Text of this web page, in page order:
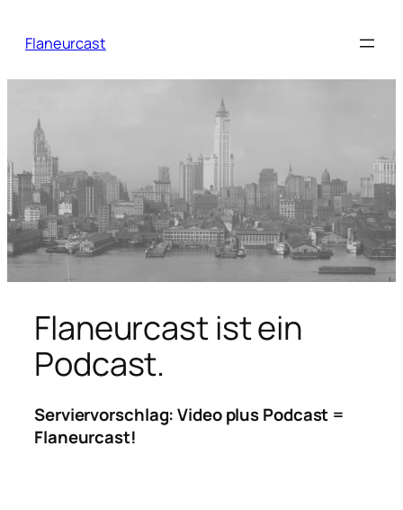
Inhalt
Flaneurcast
Flaneurcast ist ein
Podcast.
Serviervorschlag: Video plus Podcast =
Flaneurcast!